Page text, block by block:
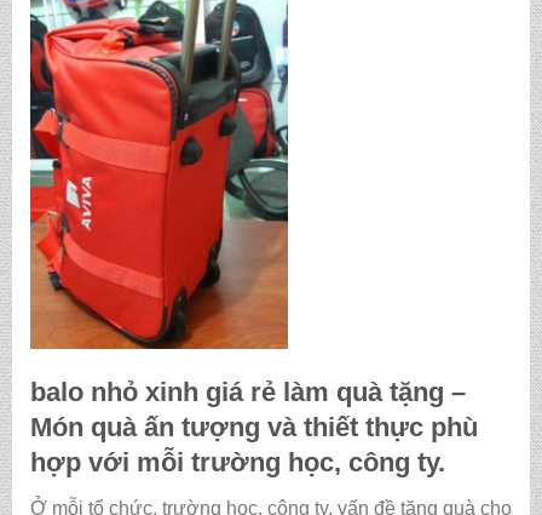
balo nhỏ xinh giá rẻ làm quà tặng –
Món quà ấn tượng và thiết thực phù
hợp với mỗi trường học, công ty.
Ở mỗi tổ chức, trường học, công ty, vấn đề tặng quà cho